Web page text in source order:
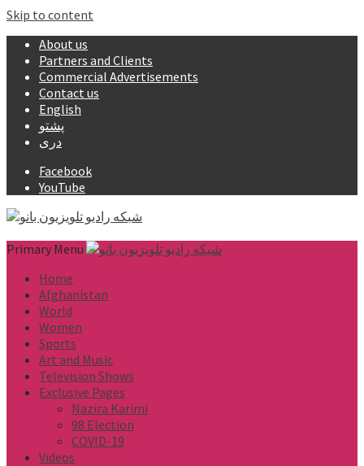
Skip to content
About us
Partners and Clients
Commercial Advertisements
Contact us
English
پشتو
دری
Facebook
YouTube
Primary Menu
Home
Afghanistan
World
Women
Sports
Art and Music
Television Shows
Exclusive Pages
Nazira Karimi
98 Election
COVID-19
Videos